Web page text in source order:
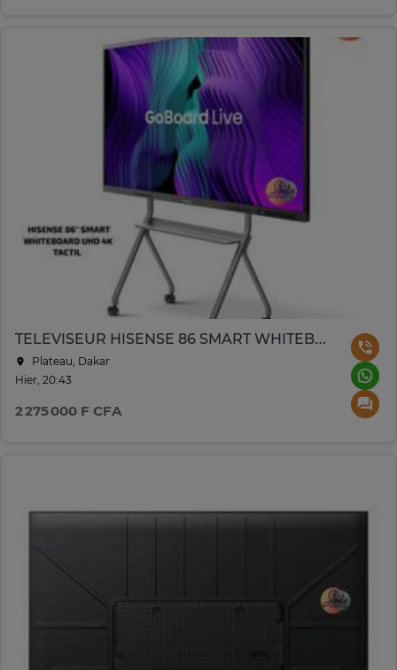
TELEVISEUR HISENSE 86 SMART WHITEBOARD UHD 4K TACTIL 86MR6DE
Plateau, Dakar
Hier, 20:43
2 275 000 F CFA